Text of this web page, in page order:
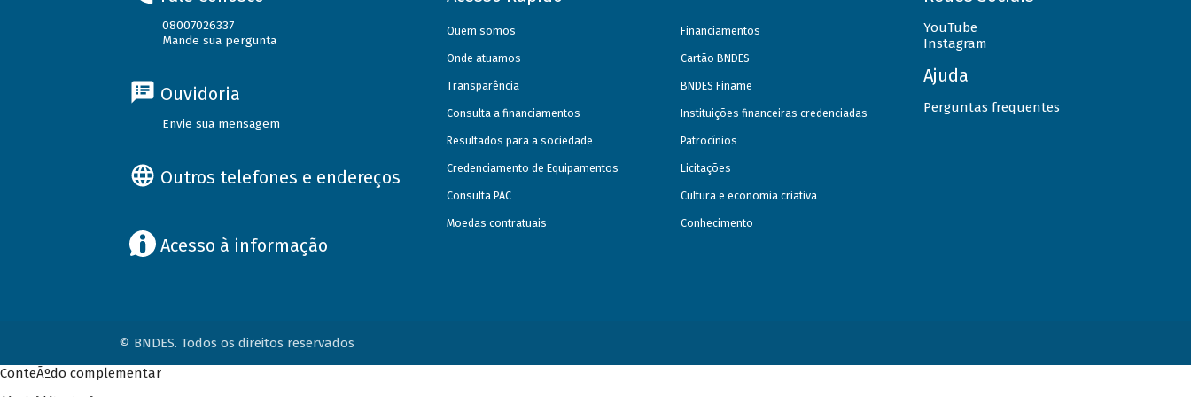
08007026337
Mande sua pergunta
Ouvidoria
Envie sua mensagem
Outros telefones e endereços
Acesso à informação
Quem somos
Onde atuamos
Transparência
Consulta a financiamentos
Resultados para a sociedade
Credenciamento de Equipamentos
Consulta PAC
Moedas contratuais
Financiamentos
Cartão BNDES
BNDES Finame
Instituições financeiras credenciadas
Patrocínios
Licitações
Cultura e economia criativa
Conhecimento
YouTube
Instagram
Ajuda
Perguntas frequentes
© BNDES. Todos os direitos reservados
ConteÃºdo complementar